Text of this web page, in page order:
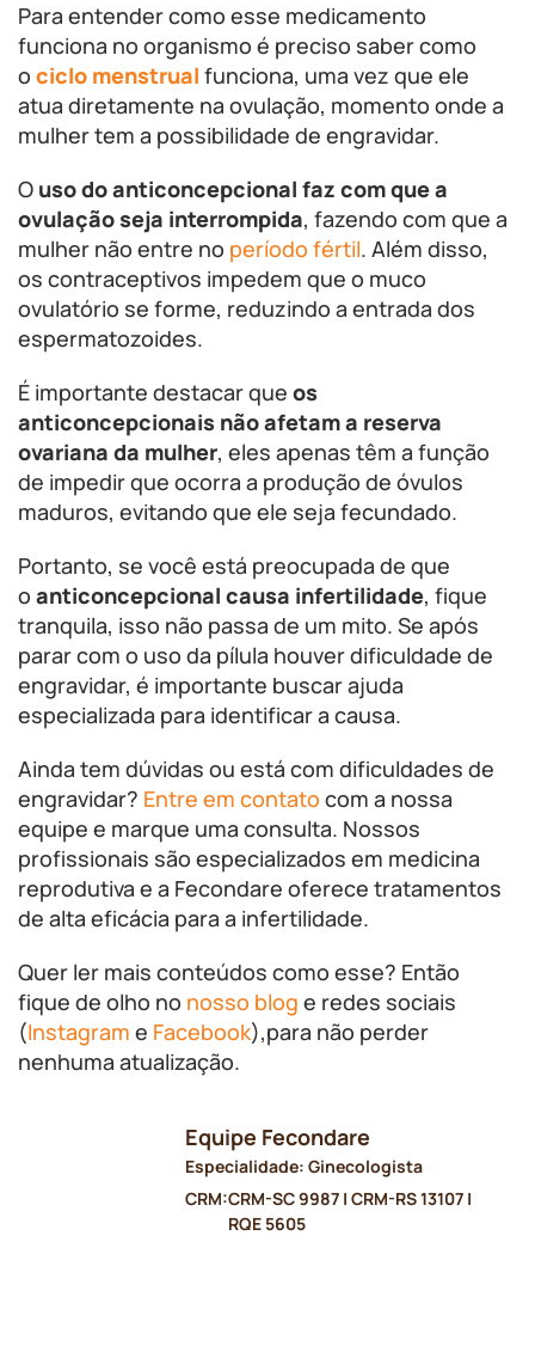
Para entender como esse medicamento
funciona no organismo é preciso saber como
o ciclo menstrual funciona, uma vez que ele
atua diretamente na ovulação, momento onde a
mulher tem a possibilidade de engravidar.
O uso do anticoncepcional faz com que a
ovulação seja interrompida, fazendo com que a
mulher não entre no período fértil. Além disso,
os contraceptivos impedem que o muco
ovulatório se forme, reduzindo a entrada dos
espermatozoides.
É importante destacar que os
anticoncepcionais não afetam a reserva
ovariana da mulher, eles apenas têm a função
de impedir que ocorra a produção de óvulos
maduros, evitando que ele seja fecundado.
Portanto, se você está preocupada de que
o anticoncepcional causa infertilidade, fique
tranquila, isso não passa de um mito. Se após
parar com o uso da pílula houver dificuldade de
engravidar, é importante buscar ajuda
especializada para identificar a causa.
Ainda tem dúvidas ou está com dificuldades de
engravidar? Entre em contato com a nossa
equipe e marque uma consulta. Nossos
profissionais são especializados em medicina
reprodutiva e a Fecondare oferece tratamentos
de alta eficácia para a infertilidade.
Quer ler mais conteúdos como esse? Então
fique de olho no nosso blog e redes sociais
(Instagram e Facebook),para não perder
nenhuma atualização.
Equipe Fecondare
Especialidade: Ginecologista
CRM:CRM-SC 9987 | CRM-RS 13107 |
RQE 5605